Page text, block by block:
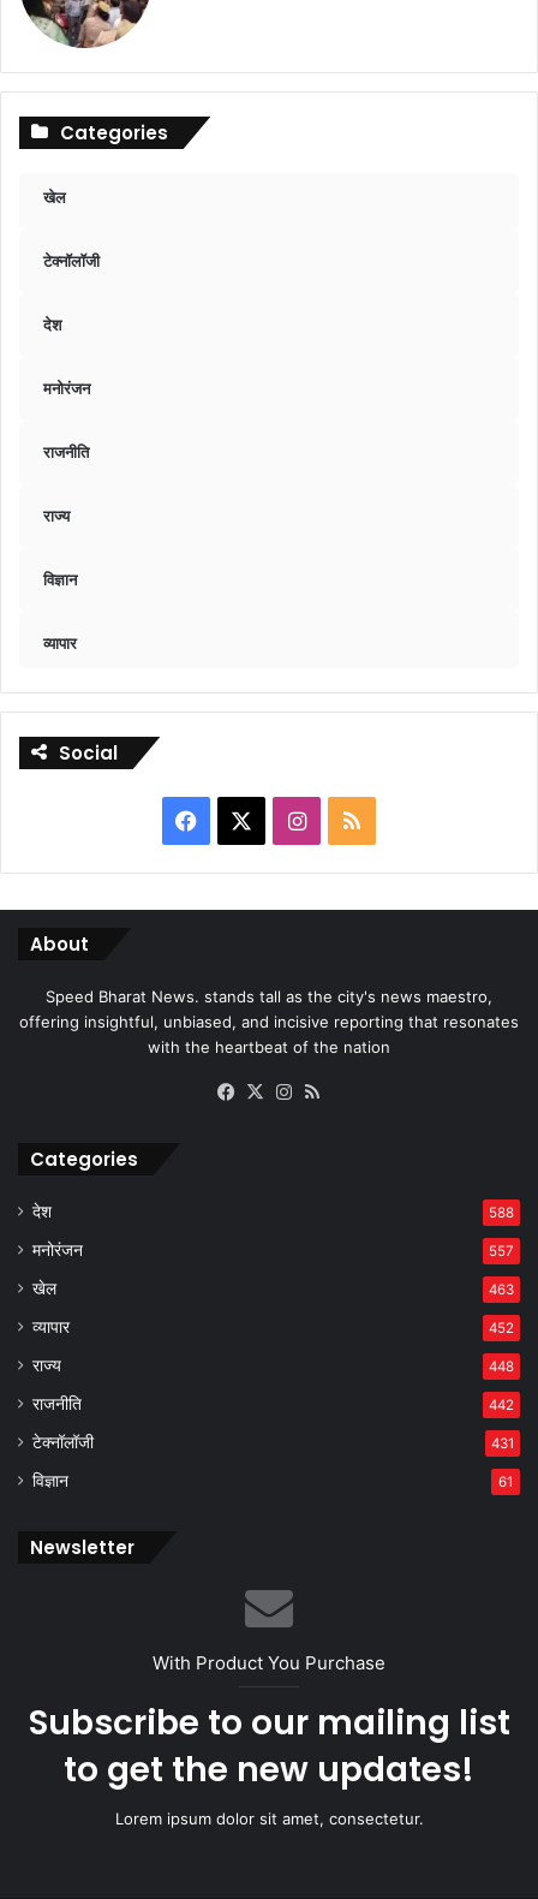
Categories
खेल
टेक्नॉलॉजी
देश
मनोरंजन
राजनीति
राज्य
विज्ञान
व्यापार
Social
Facebook Instagram
RSS
About
Speed Bharat News. stands tall as the city's news maestro,
offering insightful, unbiased, and incisive reporting that resonates
with the heartbeat of the nation
Facebook
X Instagram
Categories
देश 588
मनोरंजन 557
खेल 463
व्यापार 452
राज्य 448
राजनीति 442
टेक्नॉलॉजी 431
विज्ञान 61
Newsletter
With Product You Purchase
Subscribe to our mailing list
to get the new updates!
Lorem ipsum dolor sit amet, consectetur.